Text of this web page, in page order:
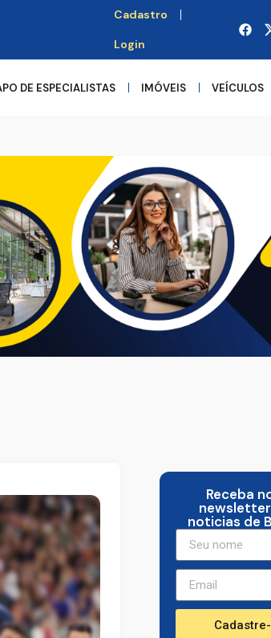
Cadastro
Login
DE ESPECIALISTAS IMÓVEIS VEÍCULOS
Receba
noticias de